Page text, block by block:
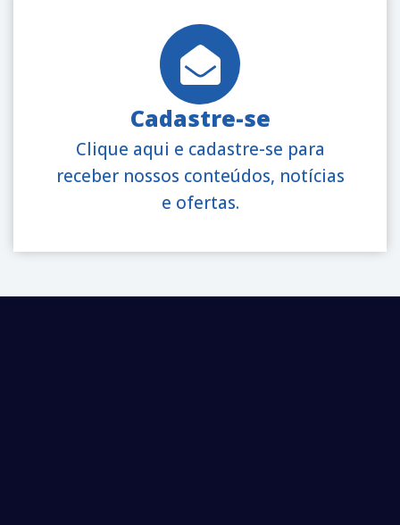
Cadastre-se
Clique aqui e cadastre-se para
receber nossos conteúdos, notícias
e ofertas.